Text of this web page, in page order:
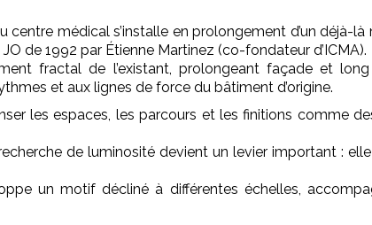
centre médical s’installe en prolongement d’un
de 1992 par Étienne Martinez (co-fondateur d’ICMA).
fractal de l’existant, prolongeant façade et
et aux lignes de force du bâtiment d’origine.
les espaces, les parcours et les finitions comme
de luminosité devient un levier important : elle
un motif décliné à différentes échelles,